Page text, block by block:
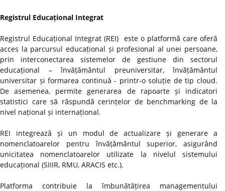
Registrul Educațional Integrat
Registrul Educațional Integrat (REI) este o platformă care oferă
acces la parcursul educațional și profesional al unei persoane,
prin interconectarea sistemelor de gestiune din sectorul
educațional – învățământul preuniversitar, învățământul
universitar și formarea continuă - printr-o soluție de tip cloud.
De asemenea, permite generarea de rapoarte și indicatori
statistici care să răspundă cerințelor de benchmarking de la
nivel național și internațional.
REI integrează și un modul de actualizare și generare a
nomenclatoarelor pentru învățământul superior, asigurând
unicitatea nomenclatoarelor utilizate la nivelul sistemului
educațional (SIIIR, RMU, ARACIS etc.).
Platforma contribuie la îmbunătățirea managementului